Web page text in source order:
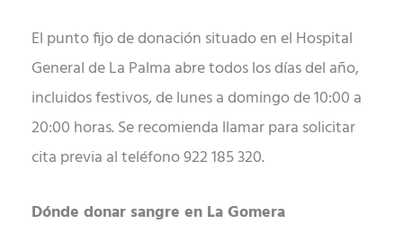
El punto fijo de donación situado en el Hospital
General de La Palma abre todos los días del año,
incluidos festivos, de lunes a domingo de 10:00 a
20:00 horas. Se recomienda llamar para solicitar
cita previa al teléfono 922 185 320.
Dónde donar sangre en La Gomera